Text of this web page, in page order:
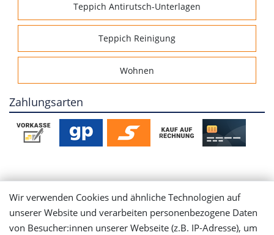
Teppich Antirutsch-Unterlagen
Teppich Reinigung
Wohnen
Zahlungsarten
Mein Konto
Login
Wir verwenden Cookies und ähnliche Technologien auf
unserer Website und verarbeiten personenbezogene Daten
von Besucher:innen unserer Webseite (z.B. IP-Adresse), um